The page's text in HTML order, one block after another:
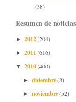
(38)
Resumen de noticias
► 2012(204)
► 2011(616)
▼ 2010(400)
► diciembre(8)
► noviembre(52)